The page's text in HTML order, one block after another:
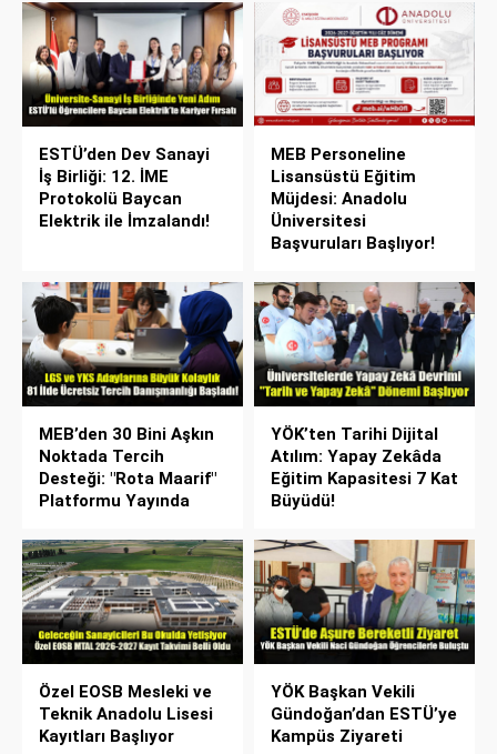
ESTÜ’den Dev Sanayi
İş Birliği: 12. İME
Protokolü Baycan
Elektrik ile İmzalandı!
MEB Personeline
Lisansüstü Eğitim
Müjdesi: Anadolu
Üniversitesi
Başvuruları Başlıyor!
MEB’den 30 Bini Aşkın
Noktada Tercih
Desteği: "Rota Maarif"
Platformu Yayında
YÖK’ten Tarihi Dijital
Atılım: Yapay Zekâda
Eğitim Kapasitesi 7 Kat
Büyüdü!
Özel EOSB Mesleki ve
Teknik Anadolu Lisesi
Kayıtları Başlıyor
YÖK Başkan Vekili
Gündoğan’dan ESTÜ’ye
Kampüs Ziyareti